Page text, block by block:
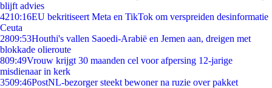
blijft advies
4210:16EU bekritiseert Meta en TikTok om verspreiden desinformatie
Ceuta
2809:53Houthi's vallen Saoedi-Arabië en Jemen aan, dreigen met
blokkade olieroute
809:49Vrouw krijgt 30 maanden cel voor afpersing 12-jarige
misdienaar in kerk
3509:46PostNL-bezorger steekt bewoner na ruzie over pakket